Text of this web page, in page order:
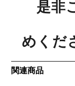
是非
めくだ
関連商品